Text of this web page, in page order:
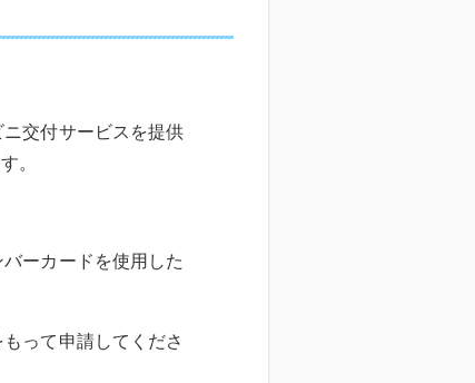
交付サービスを提供
。
ーカードを使用した
って申請してくださ